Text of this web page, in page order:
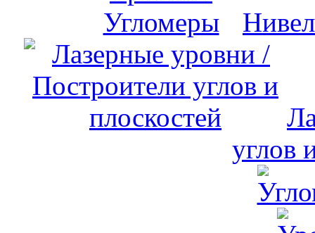
углов